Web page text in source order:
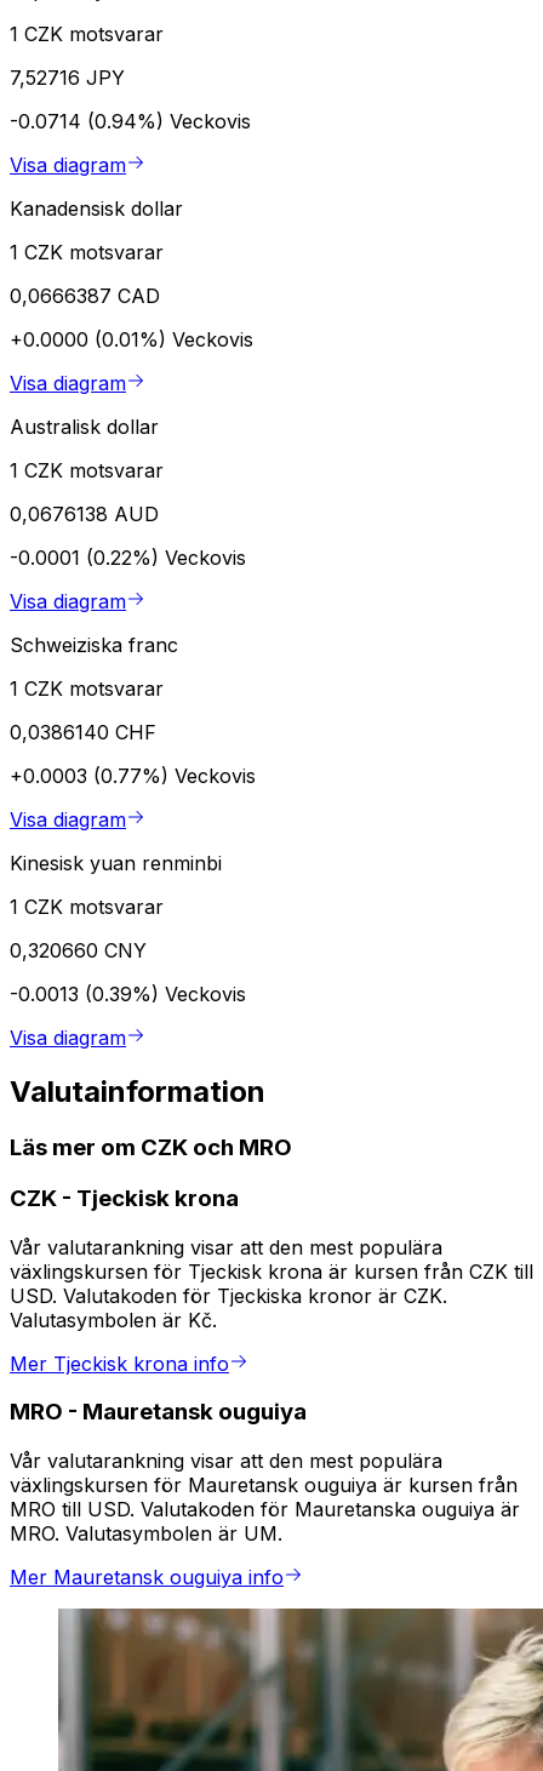
1 CZK motsvarar
7,52716 JPY
-0.0714 (0.94%) Veckovis
Visa diagram
Kanadensisk dollar
1 CZK motsvarar
0,0666387 CAD
+0.0000 (0.01%) Veckovis
Visa diagram
Australisk dollar
1 CZK motsvarar
0,0676138 AUD
-0.0001 (0.22%) Veckovis
Visa diagram
Schweiziska franc
1 CZK motsvarar
0,0386140 CHF
+0.0003 (0.77%) Veckovis
Visa diagram
Kinesisk yuan renminbi
1 CZK motsvarar
0,320660 CNY
-0.0013 (0.39%) Veckovis
Visa diagram
Valutainformation
Läs mer om CZK och MRO
CZK - Tjeckisk krona
Vår valutarankning visar att den mest populära
växlingskursen för Tjeckisk krona är kursen från CZK till
USD. Valutakoden för Tjeckiska kronor är CZK.
Valutasymbolen är Kč.
Mer Tjeckisk krona info
MRO - Mauretansk ouguiya
Vår valutarankning visar att den mest populära
växlingskursen för Mauretansk ouguiya är kursen från
MRO till USD. Valutakoden för Mauretanska ouguiya är
MRO. Valutasymbolen är UM.
Mer Mauretansk ouguiya info